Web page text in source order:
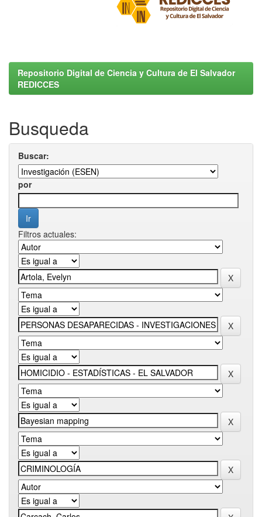
Repositorio Digital de Ciencia y Cultura de El Salvador
REDICCES
Busqueda
Buscar:
por
Filtros actuales: